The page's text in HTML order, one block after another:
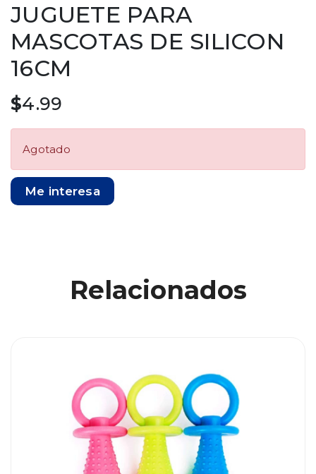
JUGUETE PARA
MASCOTAS DE SILICON
16CM
$4.99
Agotado
Me interesa
Relacionados